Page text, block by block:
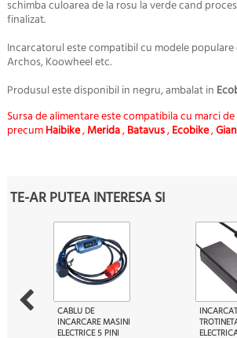
schimba culoarea de la rosu la verde cand
finalizat.
Incarcatorul este compatibil cu modele
Archos, Koowheel etc.
Produsul este disponibil in negru, ambalat in
Sursa de alimentare este compatibila cu marci
precumHaibike,Merida,Batavus,Ecobike,
TE-AR PUTEA INTERESA SI
CABLU DE
INCARCARE MASINI
ELECTRICE 5 PINI